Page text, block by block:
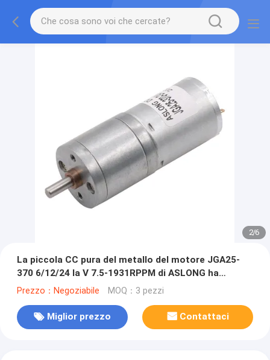
2/6
La piccola CC pura del metallo del motore JGA25-
370 6/12/24 la V 7.5-1931RPPM di ASLONG ha
spazzolato il motore di riduzione
Prezzo：Negoziabile MOQ：3 pezzi
Miglior prezzo Contattaci